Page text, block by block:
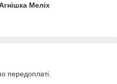
Меліх
передоплаті.